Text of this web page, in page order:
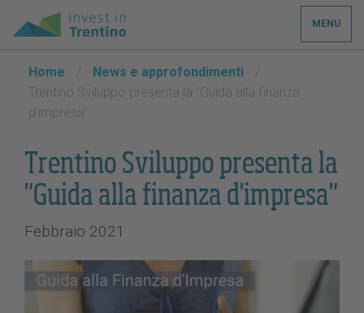
MENU
Home / News e approfondimenti
/
Trentino Sviluppo presenta la "Guida alla finanza
d'impresa"
Trentino Sviluppo presenta la
"Guida alla finanza d'impresa"
Febbraio 2021